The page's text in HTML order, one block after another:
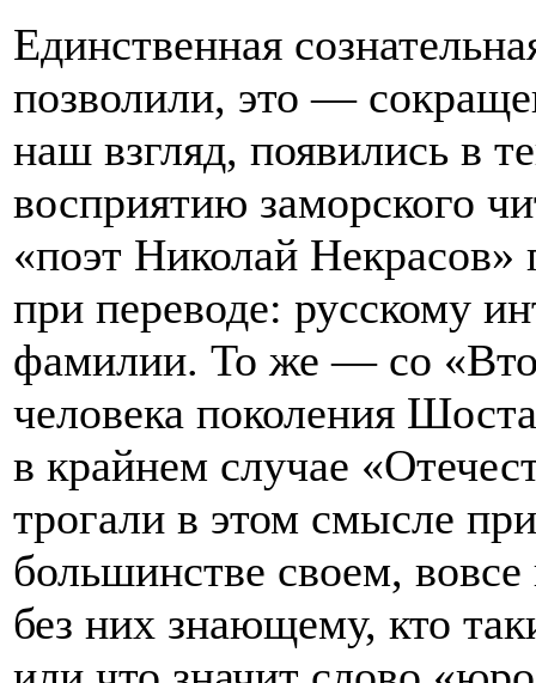
Единственная
позволили, это —
наш взгляд, появились в
восприятию заморского
«поэт Николай
при переводе: русскому
фамилии. То же — со
человека поколения
в крайнем случае
трогали в этом смысле
большинстве своем,
без них знающему, кто